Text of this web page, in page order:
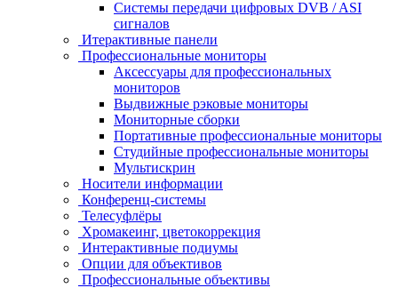
Системы передачи цифровых DVB / ASI
сигналов
Итерактивные панели
Профессиональные мониторы
Аксессуары для профессиональных
мониторов
Выдвижные рэковые мониторы
Мониторные сборки
Портативные профессиональные мониторы
Студийные профессиональные мониторы
Мультискрин
Носители информации
Конференц-системы
Телесуфлёры
Хромакеинг, цветокоррекция
Интерактивные подиумы
Опции для объективов
Профессиональные объективы